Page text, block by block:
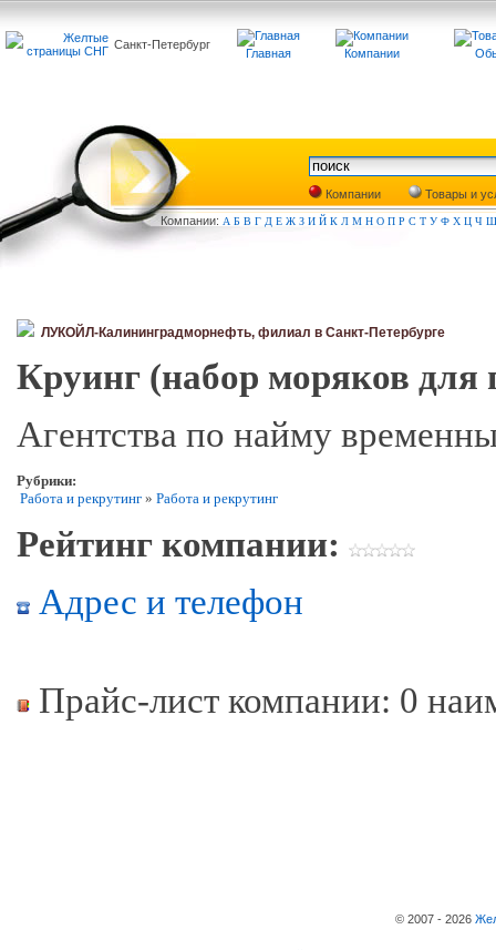
Санкт-Петербург
Главная Компании
Компании
Товары и
Компании: А Б В Г Д Е Ж З И Й К Л М Н О П Р С Т У Ф Х Ц Ч Ш
ЛУКОЙЛ-Калининградморнефть, филиал в Санкт-Петербурге
Круинг (набор моряков для
Агентства по найму
Рубрики:
Работа и рекрутинг » Работа и рекрутинг
Рейтинг компании:
Адрес и телефон
Прайс-лист компании: 0
© 2007 - 2026